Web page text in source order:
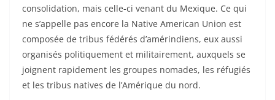
consolidation, mais celle-ci venant du Mexique. Ce qui
ne s’appelle pas encore la Native American Union est
composée de tribus fédérés d’amérindiens, eux aussi
organisés politiquement et militairement, auxquels se
joignent rapidement les groupes nomades, les réfugiés
et les tribus natives de l’Amérique du nord.